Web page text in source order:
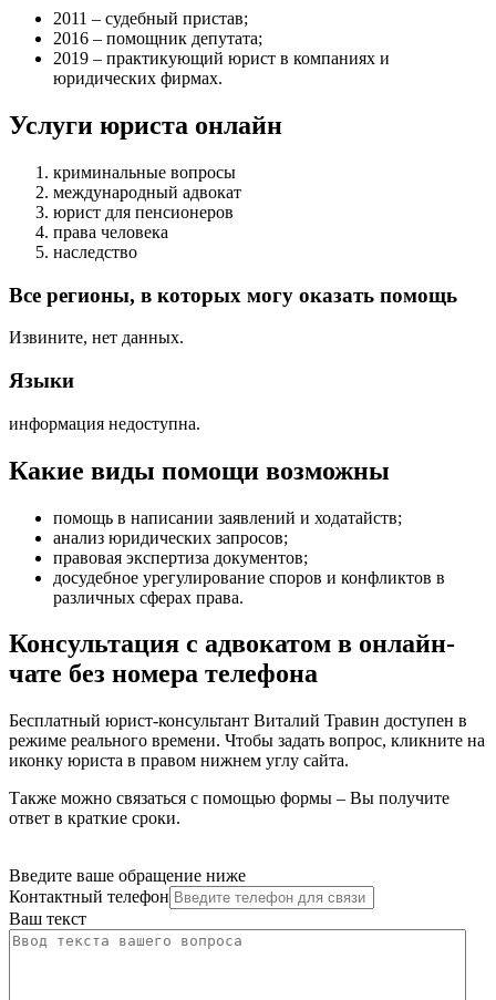
2011 – судебный пристав;
2016 – помощник депутата;
2019 – практикующий юрист в компаниях и
юридических фирмах.
Услуги юриста онлайн
криминальные вопросы
международный адвокат
юрист для пенсионеров
права человека
наследство
Все регионы, в которых могу оказать помощь
Извините, нет данных.
Языки
информация недоступна.
Какие виды помощи возможны
помощь в написании заявлений и ходатайств;
анализ юридических запросов;
правовая экспертиза документов;
досудебное урегулирование споров и конфликтов в
различных сферах права.
Консультация с адвокатом в онлайн-
чате без номера телефона
Бесплатный юрист-консультант Виталий Травин доступен в
режиме реального времени. Чтобы задать вопрос, кликните на
иконку юриста в правом нижнем углу сайта.
Также можно связаться с помощью формы – Вы получите
ответ в краткие сроки.
Введите ваше обращение ниже
Контактный телефон
Ваш текст